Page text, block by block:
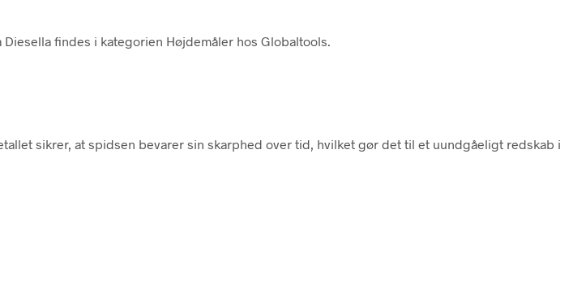
findes i kategorien Højdemåler hos Globaltools.
sikrer, at spidsen bevarer sin skarphed over tid, hvilket gør det til et uundgåeligt redskab i